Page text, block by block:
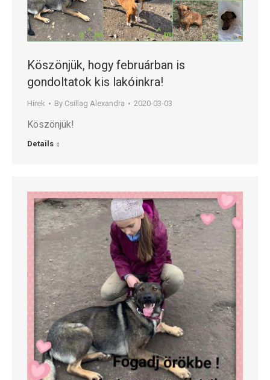
Köszönjük, hogy februárban is
gondoltatok kis lakóinkra!
Hírek By Csillag Alexandra 2020-03-03
Köszönjük!
Details